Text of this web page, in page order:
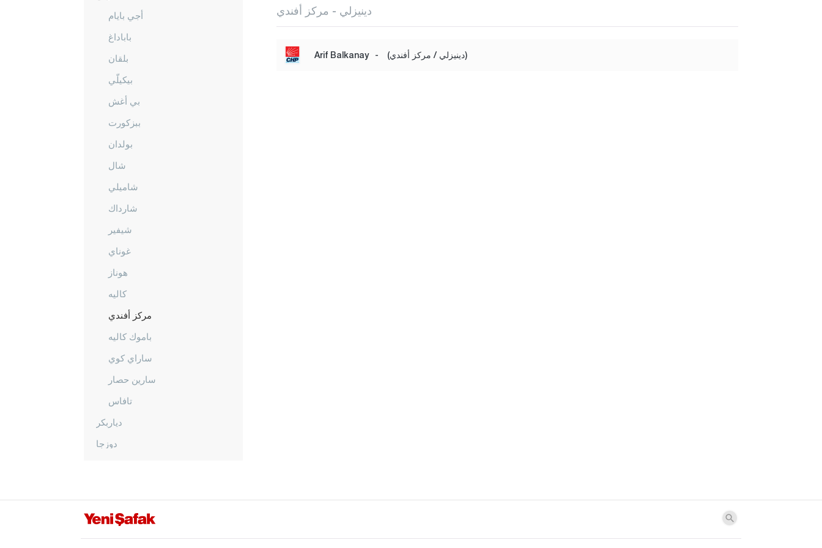
أجي بايام
باباداغ
بلقان
بيكيلّي
بي أغش
ببزكورت
بولدان
شال
شاميلي
شارداك
شيفير
غوناي
هوناز
كاليه
مركز أفندي
باموك كاليه
ساراي كوي
سارين حصار
تافاس
دياربكر
دوزجا
أرضروم
دينيزلي - مركز أفندي
Arif Balkanay - (دينيزلي / مركز أفندي)